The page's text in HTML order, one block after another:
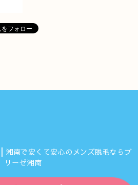
湘南で安くて安心のメンズ脱毛ならブ
リーゼ湘南